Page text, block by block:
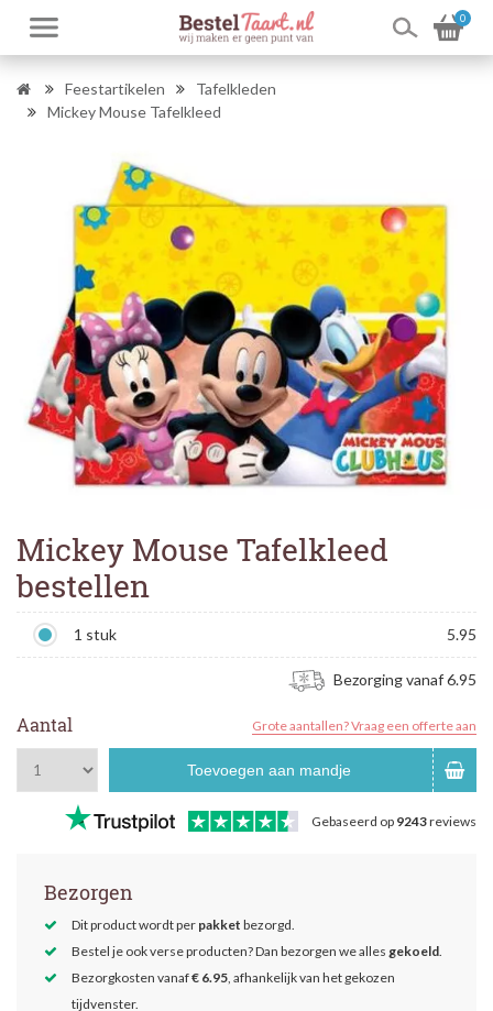
0
Feestartikelen
Tafelkleden
Mickey Mouse Tafelkleed
Mickey Mouse Tafelkleed
bestellen
1 stuk 5.95
Bezorging vanaf 6.95
Aantal Grote aantallen? Vraag een offerte aan
Toevoegen aan mandje
Gebaseerd op 9243reviews
Bezorgen
Dit product wordt per pakket bezorgd.
Bestel je ook verse producten? Dan bezorgen we alles gekoeld.
Bezorgkosten vanaf€ 6.95, afhankelijk van het gekozen
tijdvenster.